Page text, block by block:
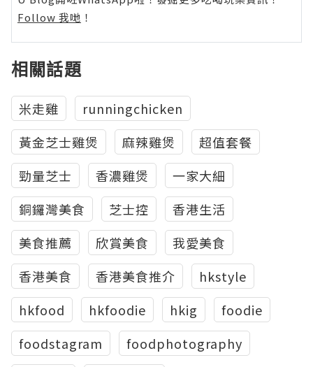
Follow 我哋 ！
相關話題
米走雞
runningchicken
黃金芝士雞煲
麻辣雞煲
超值套餐
勁量芝士
香濃雞煲
一家大細
銅鑼灣美食
芝士控
香港生活
美食推薦
欣賞美食
我愛美食
香港美食
香港美食推介
hkstyle
hkfood
hkfoodie hkig
foodie
foodstagram
foodphotography